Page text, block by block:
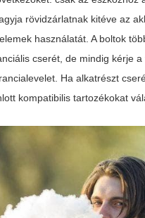
rövidzárlatnak kitéve az
használatát. A boltok
cserét, de mindig kérje a
Ha alkatrészt
kompatibilis tartozékokat